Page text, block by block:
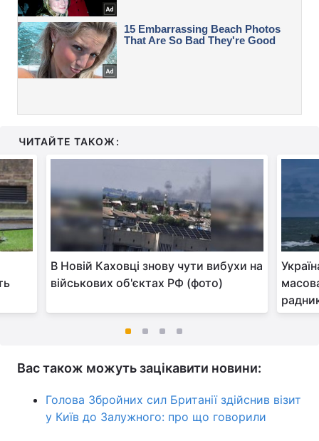
ЧИТАЙТЕ ТАКОЖ:
В Новій Каховці знову чути вибухи на
військових об'єктах РФ (фото)
Вас також можуть зацікавити новини:
Голова Збройних сил Британії здійснив візит
у Київ до Залужного: про що говорили